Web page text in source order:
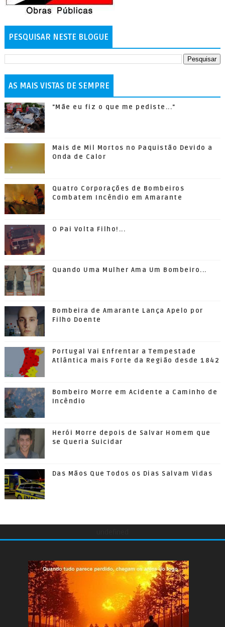
PESQUISAR NESTE BLOGUE
AS MAIS VISTAS DE SEMPRE
"Mãe eu fiz o que me pediste..."
Mais de Mil Mortos no Paquistão Devido a
Onda de Calor
Quatro Corporações de Bombeiros
Combatem Incêndio em Amarante
O Pai Volta Filho!...
Quando Uma Mulher Ama Um Bombeiro...
Bombeira de Amarante Lança Apelo por
Filho Doente
Portugal Vai Enfrentar a Tempestade
Atlântica mais Forte da Região desde 1842
Bombeiro Morre em Acidente a Caminho de
Incêndio
Herói Morre depois de Salvar Homem que
se Queria Suicidar
Das Mãos Que Todos os Dias Salvam Vidas